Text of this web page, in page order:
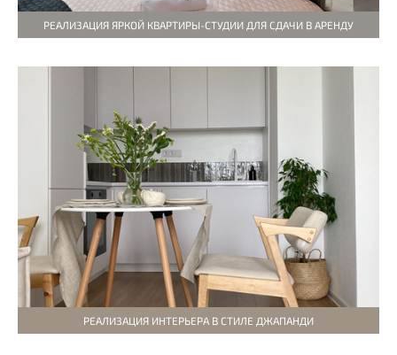
РЕАЛИЗАЦИЯ ЯРКОЙ КВАРТИРЫ-СТУДИИ ДЛЯ СДАЧИ В АРЕНДУ
РЕАЛИЗАЦИЯ ИНТЕРЬЕРА В СТИЛЕ ДЖАПАНДИ